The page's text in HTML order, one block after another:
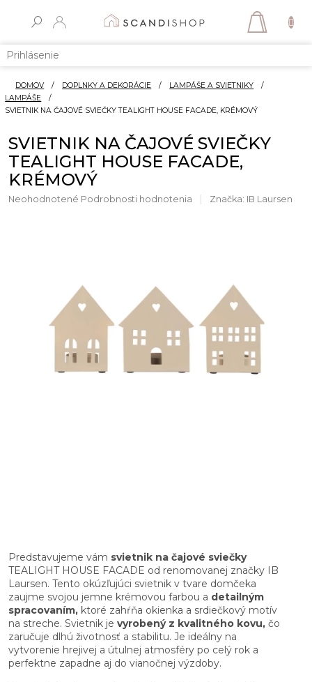
Prihlásenie
DOMOV / DOPLNKY A DEKORÁCIE / LAMPÁŠE A SVIETNIKY
/
LAMPÁŠE
/
SVIETNIK NA ČAJOVÉ SVIEČKY TEALIGHT HOUSE FACADE, KRÉMOVÝ
SVIETNIK NA ČAJOVÉ SVIEČKY
TEALIGHT HOUSE FACADE,
KRÉMOVÝ
Priemerné
Neohodnotené Podrobnosti hodnotenia Značka: IB Laursen
Predstavujeme vám svietnik na čajové sviečky
TEALIGHT HOUSE FACADE od renomovanej značky IB
Laursen. Tento okúzľujúci svietnik v tvare domčeka
zaujme svojou jemne krémovou farbou a detailným
spracovaním, ktoré zahŕňa okienka a srdiečkový motív
na streche. Svietnik jevyrobený z kvalitného kovu, čo
zaručuje dlhú životnosť a stabilitu. Je ideálny na
vytvorenie hrejivej a útulnej atmosféry po celý rok a
perfektne zapadne aj do vianočnej výzdoby.